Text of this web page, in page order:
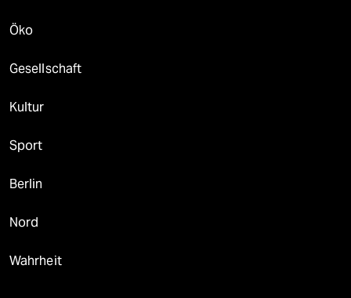
Öko
Gesellschaft
Kultur
Sport
Berlin
Nord
Wahrheit